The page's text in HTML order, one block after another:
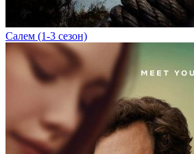
Салем (1-3 сезон)